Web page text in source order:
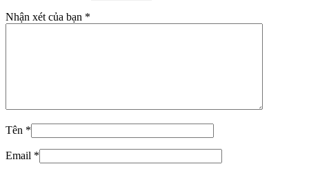
Nhận xét của bạn *
Tên *
Email *